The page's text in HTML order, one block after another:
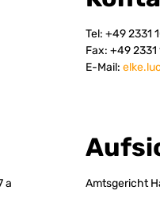
Tel: +49 2331
Fax: +49 2331
E-Mail:
a
Amtsgericht